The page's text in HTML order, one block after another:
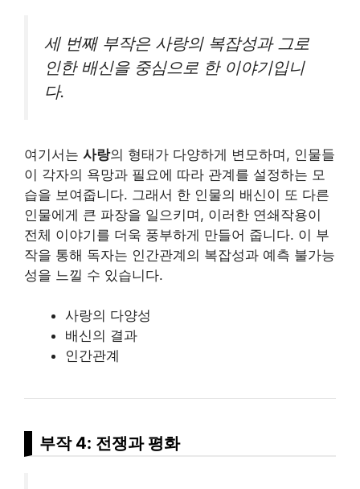
세 번째 부작은 사랑의 복잡성과 그로
인한 배신을 중심으로 한 이야기입니
다.
여기서는 사랑의 형태가 다양하게 변모하며, 인물들
이 각자의 욕망과 필요에 따라 관계를 설정하는 모
습을 보여줍니다. 그래서 한 인물의 배신이 또 다른
인물에게 큰 파장을 일으키며, 이러한 연쇄작용이
전체 이야기를 더욱 풍부하게 만들어 줍니다. 이 부
작을 통해 독자는 인간관계의 복잡성과 예측 불가능
성을 느낄 수 있습니다.
사랑의 다양성
배신의 결과
인간관계
부작 4: 전쟁과 평화